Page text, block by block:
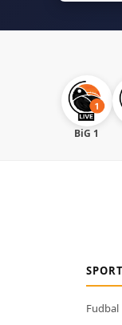
BiG 1
SPORT
Fudbal